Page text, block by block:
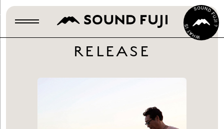
RELEASE